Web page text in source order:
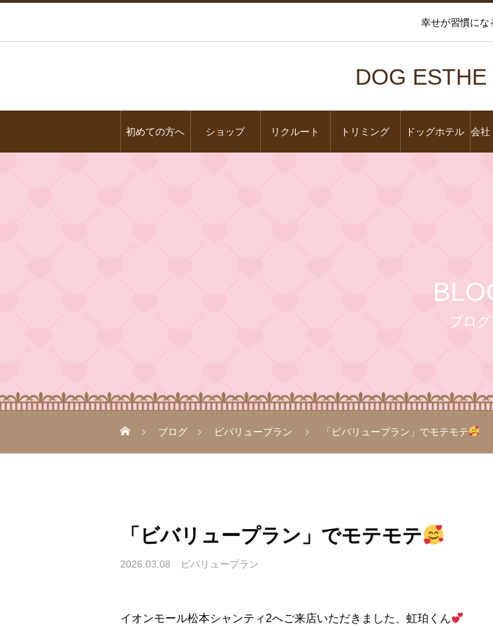
幸せが習慣にな
DOG
初めての方へ ショップ リクルート トリミング ドッグホテル 会社
ブログ
ブログ ビバリュープラン 「ビバリュープラン」でモテモテ
「ビバリュープラン」でモテモテ
2026.03.08 ビバリュープラン
イオンモール松本シャンティ2へご来店いただきました、虹珀くん